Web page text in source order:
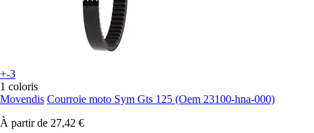
+-3
1 coloris
Movendis Courroie moto Sym Gts 125 (Oem 23100-hna-000)
À partir de 27,42 €